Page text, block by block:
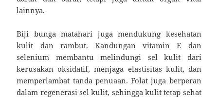
lainnya.
Biji bunga matahari juga mendukung kesehatan
kulit dan rambut. Kandungan vitamin E dan
selenium membantu melindungi sel kulit dari
kerusakan oksidatif, menjaga elastisitas kulit, dan
memperlambat tanda penuaan. Folat juga berperan
dalam regenerasi sel kulit, sehingga kulit tetap sehat